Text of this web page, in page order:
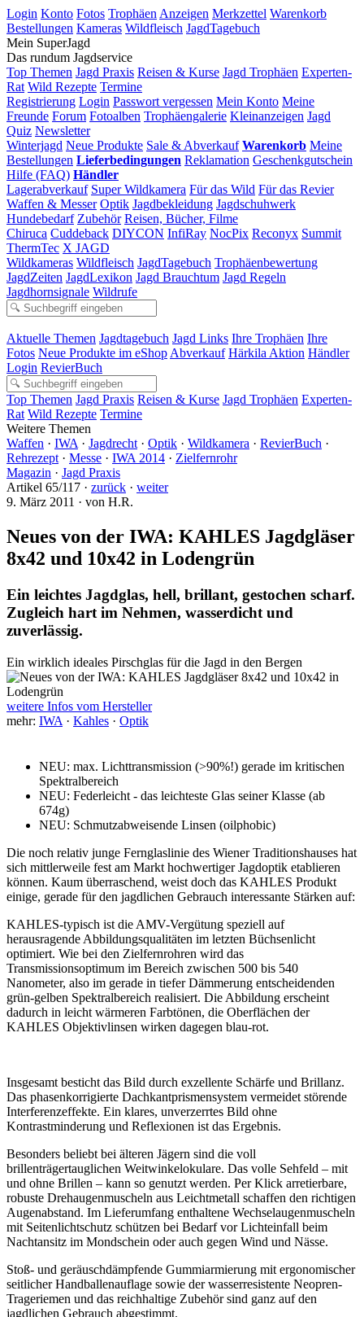
Login Konto Fotos Trophäen Anzeigen Merkzettel Warenkorb
Bestellungen Kameras Wildfleisch JagdTagebuch
Mein SuperJagd
Das rundum Jagdservice
Top Themen Jagd Praxis Reisen & Kurse Jagd Trophäen Experten-
Rat Wild Rezepte Termine
Registrierung Login Passwort vergessen Mein Konto Meine
Freunde Forum Fotoalben Trophäengalerie Kleinanzeigen Jagd
Quiz Newsletter
Winterjagd Neue Produkte Sale & Abverkauf Warenkorb Meine
Bestellungen Lieferbedingungen Reklamation Geschenkgutschein
Hilfe (FAQ) Händler
Lagerabverkauf Super Wildkamera Für das Wild Für das Revier
Waffen & Messer Optik Jagdbekleidung Jagdschuhwerk
Hundebedarf Zubehör Reisen, Bücher, Filme
Chiruca Cuddeback DIYCON InfiRay NocPix Reconyx Summit
ThermTec X JAGD
Wildkameras Wildfleisch JagdTagebuch Trophäenbewertung
JagdZeiten JagdLexikon Jagd Brauchtum Jagd Regeln
Jagdhornsignale Wildrufe
Aktuelle Themen Jagdtagebuch Jagd Links Ihre Trophäen Ihre
Fotos Neue Produkte im eShop Abverkauf Härkila Aktion Händler
Login RevierBuch
Top Themen Jagd Praxis Reisen & Kurse Jagd Trophäen Experten-
Rat Wild Rezepte Termine
Weitere Themen
Waffen · IWA · Jagdrecht · Optik · Wildkamera · RevierBuch ·
Rehrezept · Messe · IWA 2014 · Zielfernrohr
Magazin · Jagd Praxis
Artikel 65/117 · zurück · weiter
9. März 2011 · von H.R.
Neues von der IWA: KAHLES Jagdgläser
8x42 und 10x42 in Lodengrün
Ein leichtes Jagdglas, hell, brillant, gestochen scharf.
Zugleich hart im Nehmen, wasserdicht und
zuverlässig.
Ein wirklich ideales Pirschglas für die Jagd in den Bergen
weitere Infos vom Hersteller
mehr: IWA · Kahles · Optik
NEU: max. Lichttransmission (>90%!) gerade im kritischen
Spektralbereich
NEU: Federleicht - das leichteste Glas seiner Klasse (ab
674g)
NEU: Schmutzabweisende Linsen (oilphobic)
Die noch relativ junge Fernglaslinie des Wiener Traditionshauses hat
sich mittlerweile fest am Markt hochwertiger Jagdoptik etablieren
können. Kaum überraschend, weist doch das KAHLES Produkt
einige, gerade für den jagdlichen Gebrauch interessante Stärken auf:
KAHLES-typisch ist die AMV-Vergütung speziell auf
herausragende Abbildungsqualitäten im letzten Büchsenlicht
optimiert. Wie bei den Zielfernrohren wird das
Transmissionsoptimum im Bereich zwischen 500 bis 540
Nanometer, also im gerade in tiefer Dämmerung entscheidenden
grün-gelben Spektralbereich realisiert. Die Abbildung erscheint
dadurch in leicht wärmeren Farbtönen, die Oberflächen der
KAHLES Objektivlinsen wirken dagegen blau-rot.
Insgesamt besticht das Bild durch exzellente Schärfe und Brillanz.
Das phasenkorrigierte Dachkantprismensystem vermeidet störende
Interferenzeffekte. Ein klares, unverzerrtes Bild ohne
Kontrastminderung und Reflexionen ist das Ergebnis.
Besonders beliebt bei älteren Jägern sind die voll
brillenträgertauglichen Weitwinkelokulare. Das volle Sehfeld – mit
und ohne Brillen – kann so genutzt werden. Per Klick arretierbare,
robuste Drehaugenmuscheln aus Leichtmetall schaffen den richtigen
Augenabstand. Im Lieferumfang enthaltene Wechselaugenmuscheln
mit Seitenlichtschutz schützen bei Bedarf vor Lichteinfall beim
Nachtansitz im Mondschein oder auch gegen Wind und Nässe.
Stoß- und geräuschdämpfende Gummiarmierung mit ergonomischer
seitlicher Handballenauflage sowie der wasserresistente Neopren-
Trageriemen und das reichhaltige Zubehör sind ganz auf den
jagdlichen Gebrauch abgestimmt.